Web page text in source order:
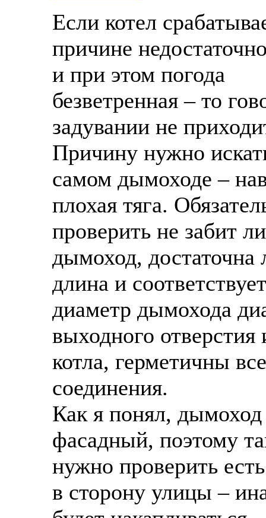
Если котел
причине
и при этом погода
безветренная – то
задувании не
Причину нужно
самом дымоходе –
плохая тяга.
проверить не забит ли
дымоход, достаточна
длина и
диаметр дымохода
выходного отверстия
котла, герметичны
соединения.
Как я понял, дымоход
фасадный, поэтому
нужно проверить
в сторону улицы –